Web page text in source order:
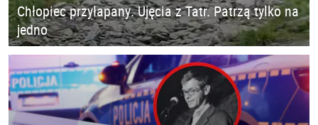
Chłopiec przyłapany. Ujęcia z Tatr. Patrzą tylko na
jedno